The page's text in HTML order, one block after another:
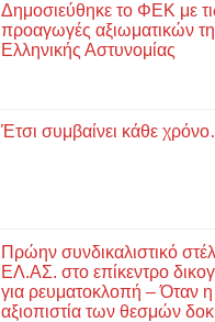
Δημοσιεύθηκε το ΦΕΚ με
προαγωγές αξιωματικών
Ελληνικής Αστυνομίας
Έτσι συμβαίνει κάθε
Πρώην συνδικαλιστικό
ΕΛ.ΑΣ. στο επίκεντρο
για ρευματοκλοπή – Όταν η
αξιοπιστία των θεσμών